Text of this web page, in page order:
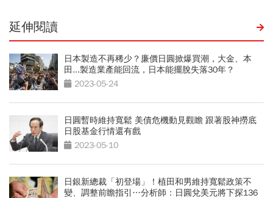
延伸閱讀
日本製造不再稀少？廉價日圓掀爆買潮，大金、本
田...製造業產能回流，日本能擺脫失落30年？
2023-05-24
日圓暫時維持寬鬆 美債危機動見觀瞻 跟著股神撈底
日股基金行情還有戲
2023-05-10
日銀新總裁「初登場」！植田和男維持寬鬆政策不
變、調整前瞻指引…分析師：日圓兌美元將下探136